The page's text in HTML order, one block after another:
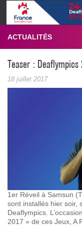
Skip to content
ACTUALITÉS
Teaser :
18 juillet 2017
1er Réveil à Samsun
sont installés hier soir,
Deaflympics.
2017 » de ces Jeux, A